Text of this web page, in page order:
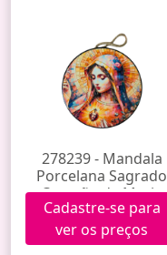
278239 - Mandala
Porcelana Sagrado
Coração de Maria
Tdecp-217
Cadastre-se para
ver os preços